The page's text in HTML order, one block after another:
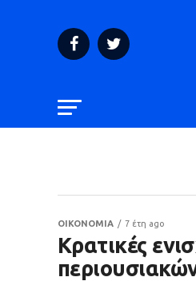
ΟΙΚΟΝΟΜΙΑ 7 έτη ago
Κρατικές